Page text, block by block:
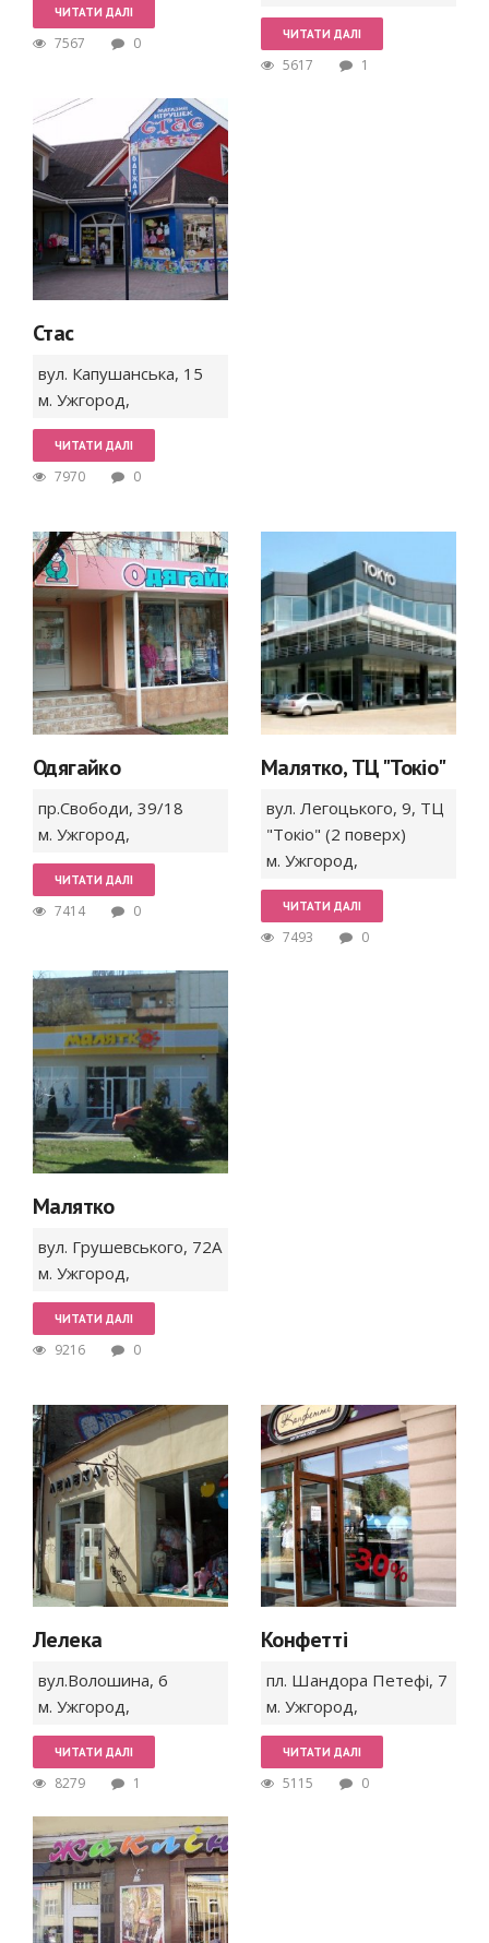
ЧИТАТИ ДАЛІ
7567 0 ЧИТАТИ ДАЛІ
5617 1
Стас
вул. Капушанська, 15
м. Ужгород,
ЧИТАТИ ДАЛІ
7970 0
Одягайко
пр.Свободи, 39/18
м. Ужгород,
ЧИТАТИ ДАЛІ
7414 0
Малятко, ТЦ "Токіо"
вул. Легоцького, 9, ТЦ
"Токіо" (2 поверх)
м. Ужгород,
ЧИТАТИ ДАЛІ
7493 0
Малятко
вул. Грушевського, 72А
м. Ужгород,
ЧИТАТИ ДАЛІ
9216 0
Лелека
вул.Волошина, 6
м. Ужгород,
ЧИТАТИ ДАЛІ
8279 1
Конфетті
пл. Шандора Петефі, 7
м. Ужгород,
ЧИТАТИ ДАЛІ
5115 0